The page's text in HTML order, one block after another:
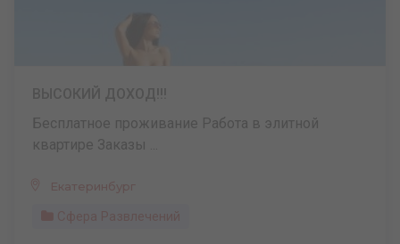
Бесплатное проживание Работа в элитной
квартире Заказы ...
Екатеринбург
Сфера Развлечений